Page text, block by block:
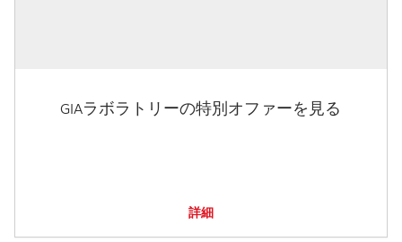
GIAラボラトリーの特別オファーを見る
詳細